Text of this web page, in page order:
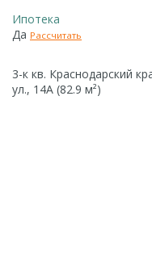
Ипотека
Да Рассчитать
3-к кв. Краснодарский
ул., 14А (82.9 м²)